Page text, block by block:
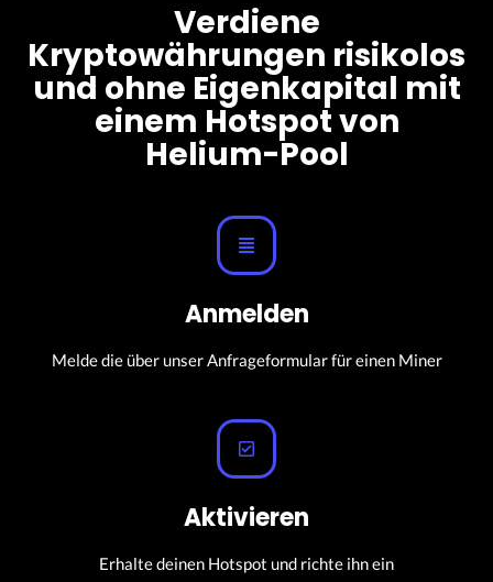
Verdiene
Kryptowährungen risikolos
und ohne Eigenkapital mit
einem Hotspot von
Helium-Pool
Anmelden
Melde die über unser Anfrageformular für einen Miner
Aktivieren
Erhalte deinen Hotspot und richte ihn ein